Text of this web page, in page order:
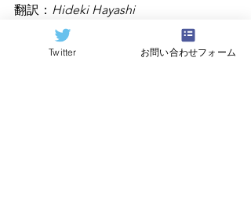
翻訳： Hideki Hayashi
Twitter お問い合わせフォーム